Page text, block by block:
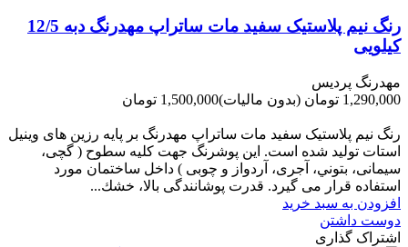
رنگ نیم پلاستیک سفید مات ساتراپ مهدرنگ دبه 12/5
کیلویی
مهدرنگ پردیس
1,290,000 تومان
(بدون مالیات)1,500,000 تومان
رنگ نیم پلاستیک سفید مات ساتراپ مهدرنگ بر پایه رزین های وینیل
استات تولید شده است. این پوشرنگ جهت کلیه سطوح ( گچی،
سیمانی، بتوني، آجری، آردواز و چوبی ) داخل ساختمان مورد
استفاده قرار می گیرد. قدرت پوشانندگی بالا، خشك...
افزودن به سبد خرید
دوست داشتن
اشتراک گذاری